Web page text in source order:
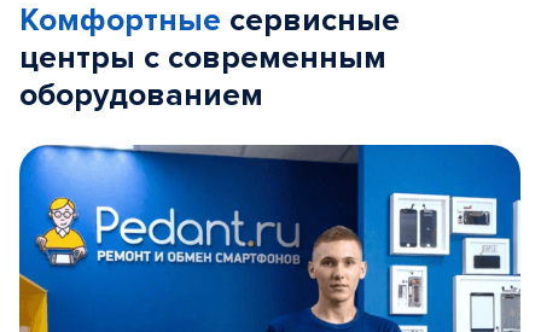
Комфортные сервисные
центры с современным
оборудованием